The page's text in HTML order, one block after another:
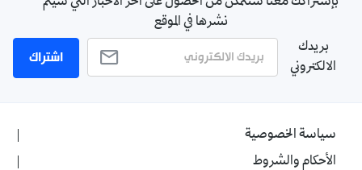
نشرها في الموقع
بريدك
الالكتروني
اشتراك
سياسة الخصوصية
الأحكام والشروط